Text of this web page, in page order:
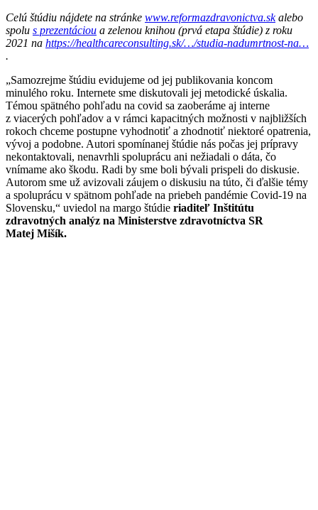
Celú štúdiu nájdete na stránke www.reformazdravonictva.skalebo
spolu s prezentáciou a zelenou knihou (prvá etapa štúdie) z roku
2021 na https://healthcareconsulting.sk/…/studia-nadumrtnost-na…
.
„Samozrejme štúdiu evidujeme od jej publikovania koncom
minulého roku. Internete sme diskutovali jej metodické úskalia.
Témou spätného pohľadu na covid sa zaoberáme aj interne
z viacerých pohľadov a v rámci kapacitných možnosti v najbližších
rokoch chceme postupne vyhodnotiť a zhodnotiť niektoré opatrenia,
vývoj a podobne. Autori spomínanej štúdie nás počas jej prípravy
nekontaktovali, nenavrhli spoluprácu ani nežiadali o dáta, čo
vnímame ako škodu. Radi by sme boli bývali prispeli do diskusie.
Autorom sme už avizovali záujem o diskusiu na túto, či ďalšie témy
a spoluprácu v spätnom pohľade na priebeh pandémie Covid-19 na
Slovensku,“ uviedol na margo štúdie riaditeľ Inštitútu
zdravotných analýz na Ministerstve zdravotníctva SR
Matej Mišík.